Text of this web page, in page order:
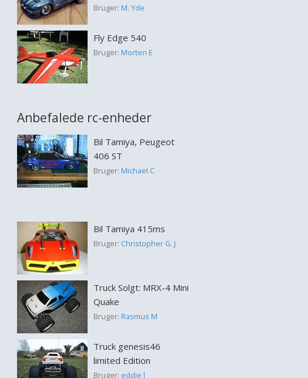
Bruger: M. Yde
Fly Edge 540
Bruger: Morten E
Anbefalede rc-enheder
Bil Tamiya, Peugeot
406 ST
Bruger: Michael C
Bil Tamiya 415ms
Bruger: Christopher G. J
Truck Solgt: MRX-4 Mini
Quake
Bruger: Rasmus M
Truck genesis46
limited Edition
Bruger: eddie l